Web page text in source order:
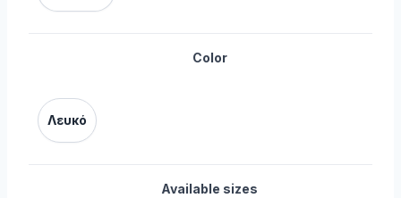
Color
Λευκό
Available sizes